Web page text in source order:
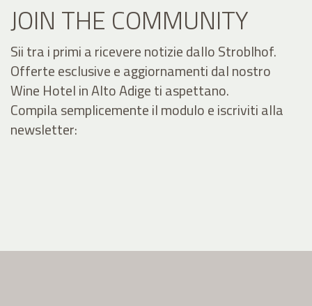
JOIN THE COMMUNITY
Sii tra i primi a ricevere notizie dallo Stroblhof.
Offerte esclusive e aggiornamenti dal nostro
Wine Hotel in Alto Adige ti aspettano.
Compila semplicemente il modulo e iscriviti alla
newsletter: